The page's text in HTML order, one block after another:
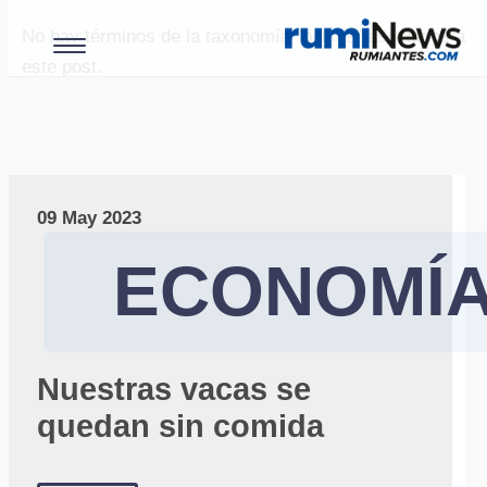
No hay términos de la taxonomía "paises" asociados a
09 May 2023
Nuestras vacas se
quedan sin comida